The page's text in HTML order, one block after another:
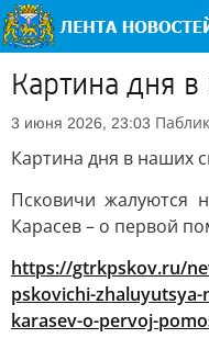
Картина дня
3 июня 2026, 23:03
Картина дня в наших
Псковичи жалуются
Карасев – о первой
https://gtrkpskov.ru/
pskovichi-zhaluyutsya-
karasev-o-pervoj-